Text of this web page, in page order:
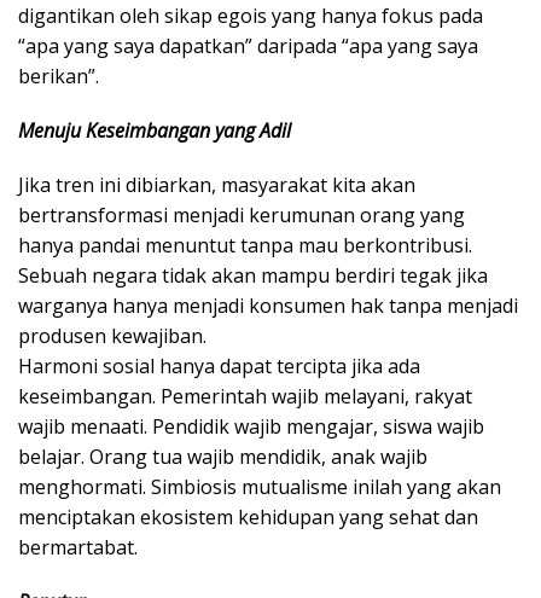
digantikan oleh sikap egois yang hanya fokus pada
“apa yang saya dapatkan” daripada “apa yang saya
berikan”.
Menuju Keseimbangan yang Adil
​Jika tren ini dibiarkan, masyarakat kita akan
bertransformasi menjadi kerumunan orang yang
hanya pandai menuntut tanpa mau berkontribusi.
Sebuah negara tidak akan mampu berdiri tegak jika
warganya hanya menjadi konsumen hak tanpa menjadi
produsen kewajiban.
​Harmoni sosial hanya dapat tercipta jika ada
keseimbangan. Pemerintah wajib melayani, rakyat
wajib menaati. Pendidik wajib mengajar, siswa wajib
belajar. Orang tua wajib mendidik, anak wajib
menghormati. Simbiosis mutualisme inilah yang akan
menciptakan ekosistem kehidupan yang sehat dan
bermartabat.